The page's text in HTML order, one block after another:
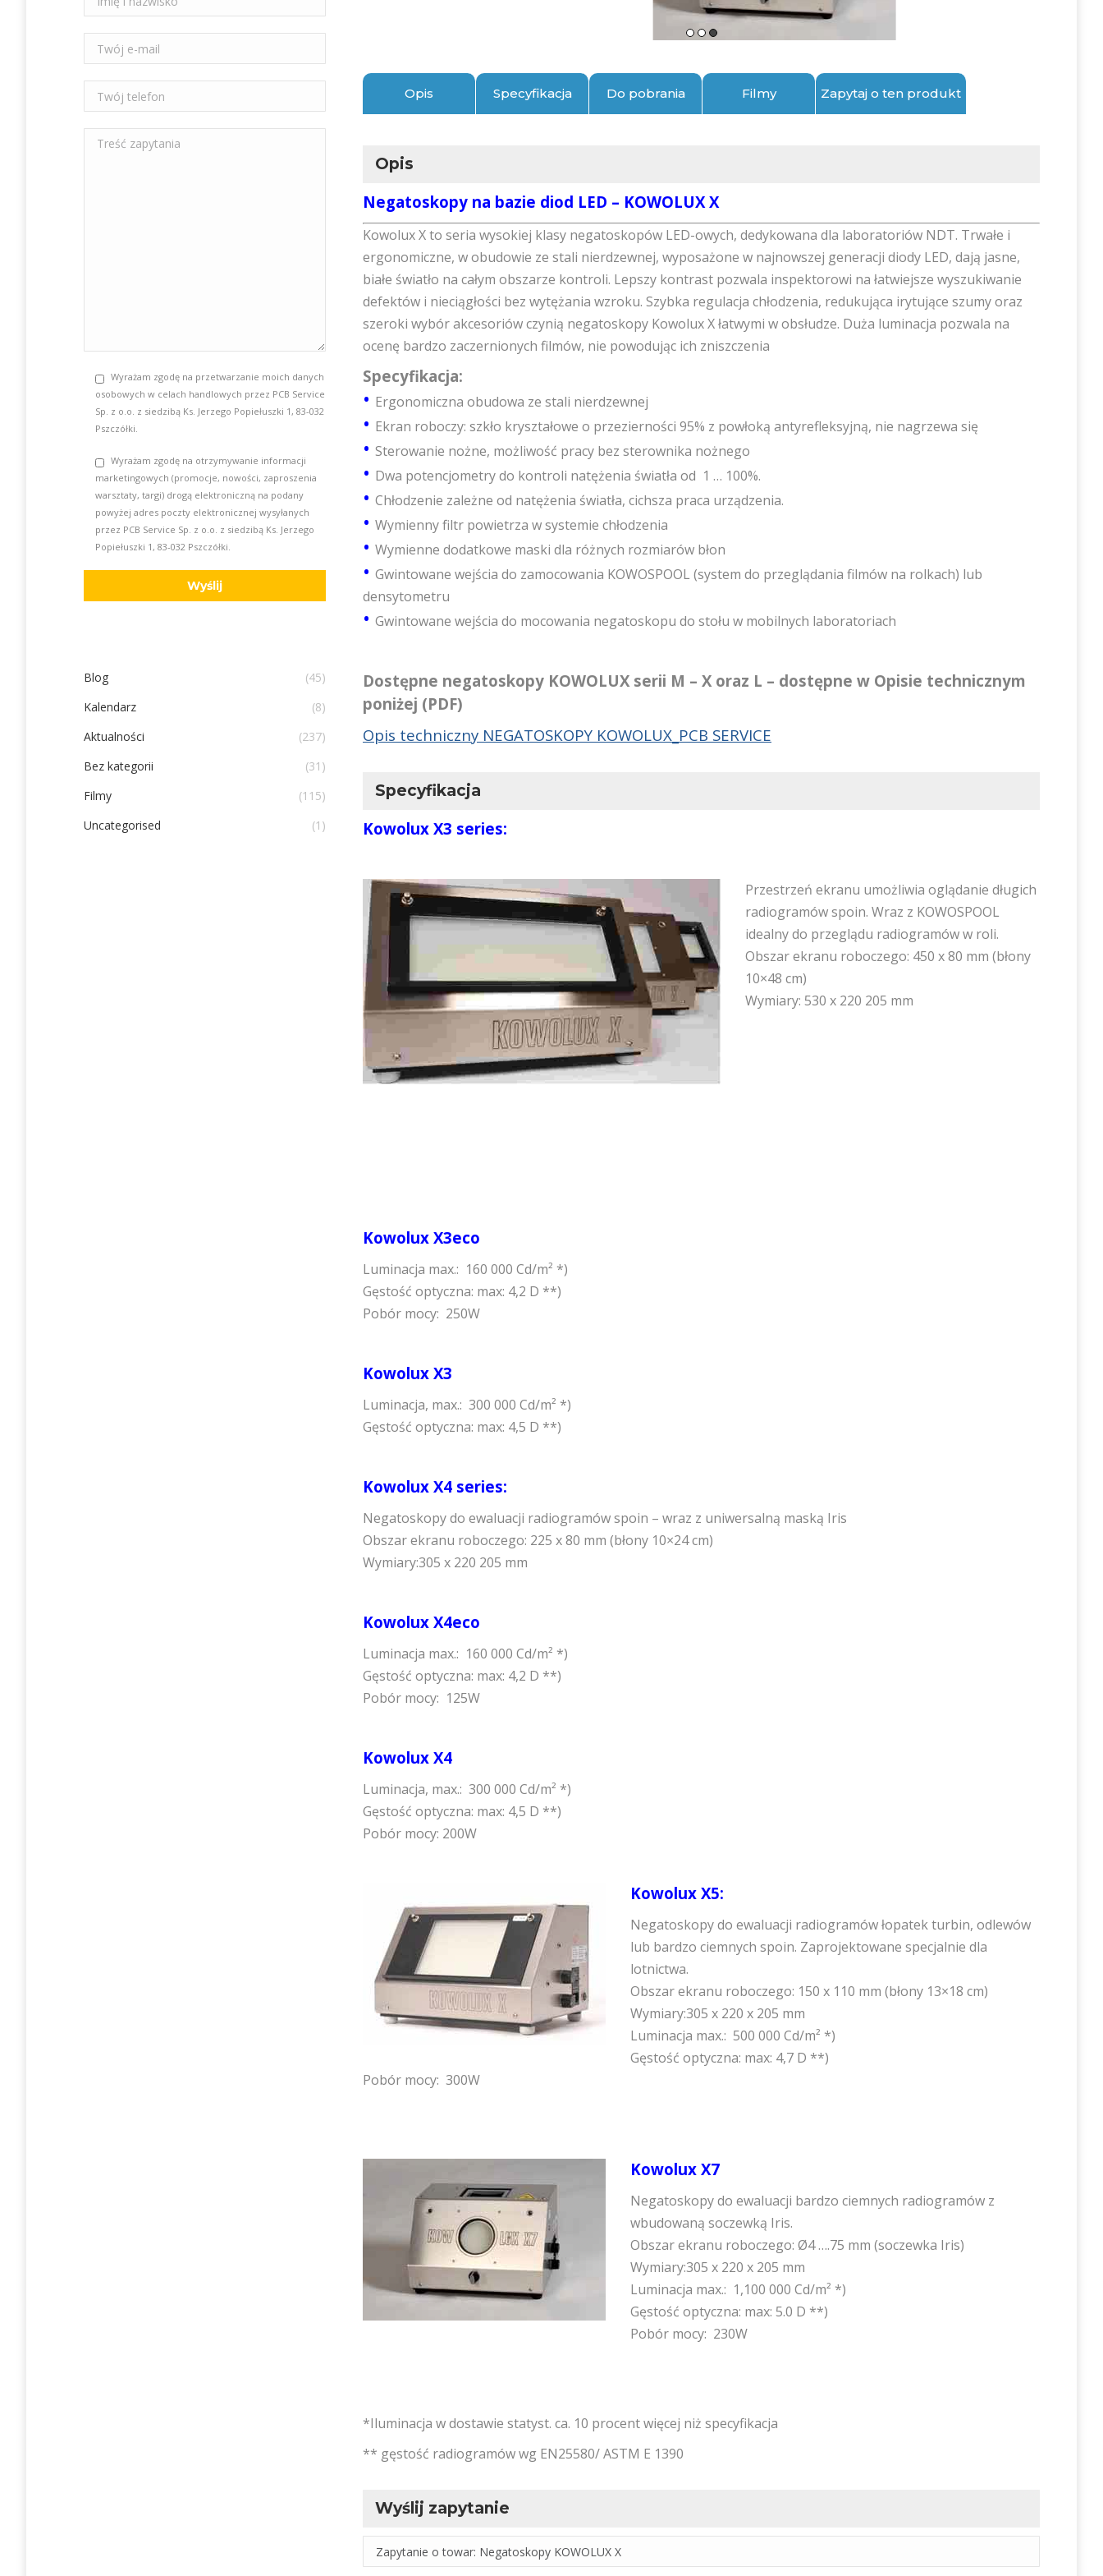
Opis Specyfikacja Do pobrania Filmy Zapytaj o ten produkt
Opis
Negatoskopy na bazie diod LED – KOWOLUX X
Kowolux X to seria wysokiej klasy negatoskopów LED-owych, dedykowana dla laboratoriów NDT. Trwałe i
ergonomiczne, w obudowie ze stali nierdzewnej, wyposażone w najnowszej generacji diody LED, dają jasne,
białe światło na całym obszarze kontroli. Lepszy kontrast pozwala inspektorowi na łatwiejsze wyszukiwanie
defektów i nieciągłości bez wytężania wzroku. Szybka regulacja chłodzenia, redukująca irytujące szumy oraz
szeroki wybór akcesoriów czynią negatoskopy Kowolux X łatwymi w obsłudze. Duża luminacja pozwala na
ocenę bardzo zaczernionych filmów, nie powodując ich zniszczenia
Specyfikacja:
• Ergonomiczna obudowa ze stali nierdzewnej
• Ekran roboczy: szkło kryształowe o przezierności 95% z powłoką antyrefleksyjną, nie nagrzewa się
• Sterowanie nożne, możliwość pracy bez sterownika nożnego
• Dwa potencjometry do kontroli natężenia światła od 1 … 100%.
• Chłodzenie zależne od natężenia światła, cichsza praca urządzenia.
• Wymienny filtr powietrza w systemie chłodzenia
• Wymienne dodatkowe maski dla różnych rozmiarów błon
• Gwintowane wejścia do zamocowania KOWOSPOOL (system do przeglądania filmów na rolkach) lub
densytometru
• Gwintowane wejścia do mocowania negatoskopu do stołu w mobilnych laboratoriach
Dostępne negatoskopy KOWOLUX serii M – X oraz L – dostępne w Opisie technicznym
poniżej (PDF)
Opis techniczny NEGATOSKOPY KOWOLUX_PCB SERVICE
Specyfikacja
Kowolux X3 series:
Przestrzeń ekranu umożliwia oglądanie długich
radiogramów spoin. Wraz z KOWOSPOOL
idealny do przeglądu radiogramów w roli.
Obszar ekranu roboczego: 450 x 80 mm (błony
10×48 cm)
Wymiary: 530 x 220 205 mm
Kowolux X3eco
Luminacja max.: 160 000 Cd/m² *)
Gęstość optyczna: max: 4,2 D **)
Pobór mocy: 250W
Kowolux X3
Luminacja, max.: 300 000 Cd/m² *)
Gęstość optyczna: max: 4,5 D **)
Kowolux X4 series:
Negatoskopy do ewaluacji radiogramów spoin – wraz z uniwersalną maską Iris
Obszar ekranu roboczego: 225 x 80 mm (błony 10×24 cm)
Wymiary:305 x 220 205 mm
Kowolux X4eco
Luminacja max.: 160 000 Cd/m² *)
Gęstość optyczna: max: 4,2 D **)
Pobór mocy: 125W
Kowolux X4
Luminacja, max.: 300 000 Cd/m² *)
Gęstość optyczna: max: 4,5 D **)
Pobór mocy: 200W
Kowolux X5:
Negatoskopy do ewaluacji radiogramów łopatek turbin, odlewów
lub bardzo ciemnych spoin. Zaprojektowane specjalnie dla
lotnictwa.
Obszar ekranu roboczego: 150 x 110 mm (błony 13×18 cm)
Wymiary:305 x 220 x 205 mm
Luminacja max.: 500 000 Cd/m² *)
Gęstość optyczna: max: 4,7 D **)
Pobór mocy: 300W
Kowolux X7
Negatoskopy do ewaluacji bardzo ciemnych radiogramów z
wbudowaną soczewką Iris.
Obszar ekranu roboczego: Ø4 ….75 mm (soczewka Iris)
Wymiary:305 x 220 x 205 mm
Luminacja max.: 1,100 000 Cd/m² *)
Gęstość optyczna: max: 5.0 D **)
Pobór mocy: 230W
*Iluminacja w dostawie statyst. ca. 10 procent więcej niż specyfikacja
** gęstość radiogramów wg EN25580/ ASTM E 1390
Wyślij zapytanie
Wyrażam zgodę na przetwarzanie moich danych
osobowych w celach handlowych przez PCB Service
Sp. z o.o. z siedzibą Ks. Jerzego Popiełuszki 1, 83-032
Pszczółki.
Wyrażam zgodę na otrzymywanie informacji
marketingowych (promocje, nowości, zaproszenia
warsztaty, targi) drogą elektroniczną na podany
powyżej adres poczty elektronicznej wysyłanych
przez PCB Service Sp. z o.o. z siedzibą Ks. Jerzego
Popiełuszki 1, 83-032 Pszczółki.
Blog
(45)
Kalendarz
(8)
Aktualności
(237)
Bez kategorii
(31)
Filmy
(115)
Uncategorised
(1)